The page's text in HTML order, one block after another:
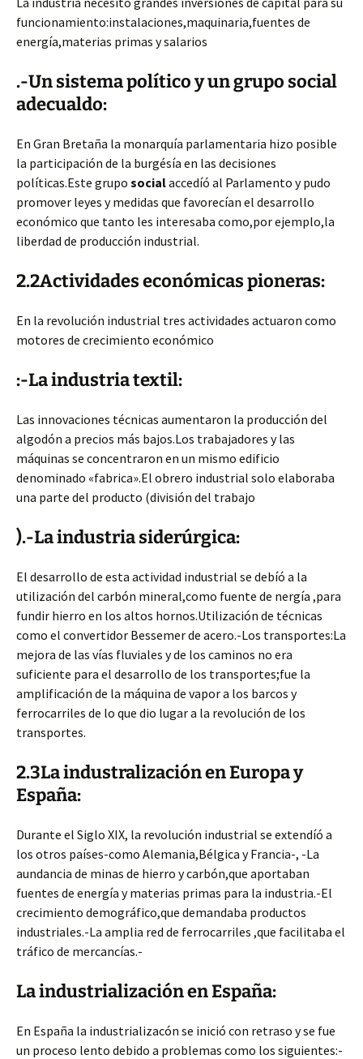
funcionamiento:instalaciones,maquinaria,fuentes de
energía,materias primas y salarios
.-Un sistema político y un grupo social
adecualdo:
En Gran Bretaña la monarquía parlamentaria hizo posible
la participación de la burgésía en las decisiones
políticas.Este grupo socialaccedíó al Parlamento y pudo
promover leyes y medidas que favorecían el desarrollo
económico que tanto les interesaba como,por ejemplo,la
liberdad de producción industrial.
2.2Actividades económicas pioneras:
En la revolución industrial tres actividades actuaron como
motores de crecimiento económico
:-La industria textil:
Las innovaciones técnicas aumentaron la producción del
algodón a precios más bajos.Los trabajadores y las
máquinas se concentraron en un mismo edificio
denominado «fabrica».El obrero industrial solo elaboraba
una parte del producto (división del trabajo
).-La industria siderúrgica:
El desarrollo de esta actividad industrial se debíó a la
utilización del carbón mineral,como fuente de nergía ,para
fundir hierro en los altos hornos.Utilización de técnicas
como el convertidor Bessemer de acero.-Los transportes:La
mejora de las vías fluviales y de los caminos no era
suficiente para el desarrollo de los transportes;fue la
amplificación de la máquina de vapor a los barcos y
ferrocarriles de lo que dio lugar a la revolución de los
transportes.
2.3La industralización en Europa y
España:
Durante el Siglo XIX, la revolución industrial se extendíó a
los otros países-como Alemania,Bélgica y Francia-, -La
aundancia de minas de hierro y carbón,que aportaban
fuentes de energía y materias primas para la industria.-El
crecimiento demográfico,que demandaba productos
industriales.-La amplia red de ferrocarriles ,que facilitaba el
tráfico de mercancías.-
La industrialización en España:
En España la industrializacón se inició con retraso y se fue
un proceso lento debido a problemas como los siguientes:-